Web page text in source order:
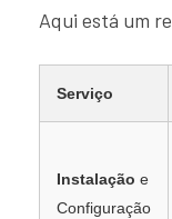
Aqui está um
Serviço
Instalação e
Configuração